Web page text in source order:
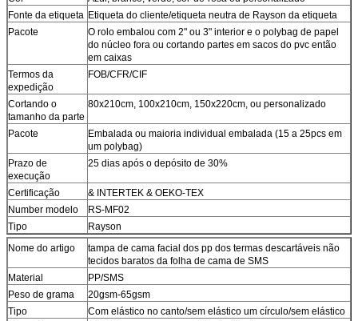
Fonte da etiqueta Etiqueta do cliente/etiqueta neutra de Rayson da etiqueta
Pacote
O rolo embalou com 2" ou 3" interior e o polybag de papel
do núcleo fora ou cortando partes em sacos do pvc então
em caixas
Termos da
expedição
FOB/CFR/CIF
Cortando o
tamanho da parte
80x210cm, 100x210cm, 150x220cm, ou personalizado
Pacote
Embalada ou maioria individual embalada (15 a 25pcs em
um polybag)
Prazo de
execução
25 dias após o depósito de 30%
Certificação
& INTERTEK & OEKO-TEX
Number modelo
RS-MF02
Tipo
Rayson
Nome do artigo
tampa de cama facial dos pp dos termas descartáveis não
tecidos baratos da folha de cama de SMS
Material
PP/SMS
Peso de grama
20gsm-65gsm
Tipo
Com elástico no canto/sem elástico um círculo/sem elástico